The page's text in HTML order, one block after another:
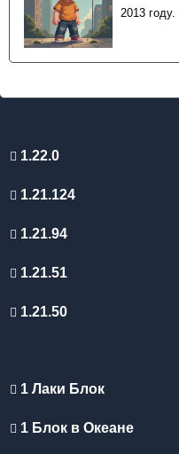
2013 году.
1.22.0
1.21.124
1.21.94
1.21.51
1.21.50
1 Лаки Блок
1 Блок в Океане